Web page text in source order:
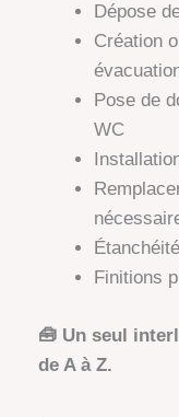
Dépose
Création
Pose de
WC
Finitions
🧰 Un seul
de A à Z.